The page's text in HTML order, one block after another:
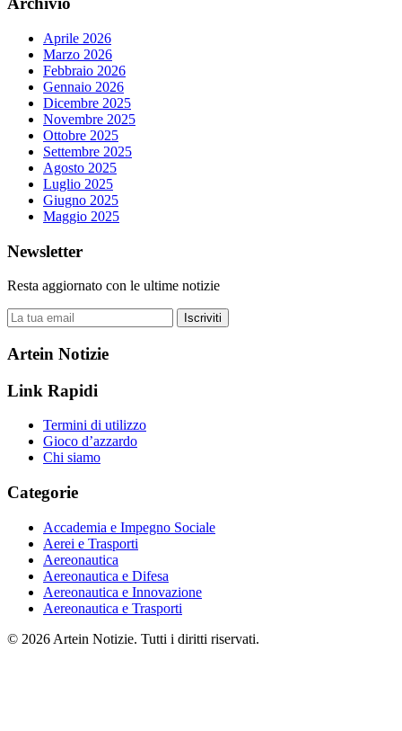
Aprile 2026
Marzo 2026
Febbraio 2026
Gennaio 2026
Dicembre 2025
Novembre 2025
Ottobre 2025
Settembre 2025
Agosto 2025
Luglio 2025
Giugno 2025
Maggio 2025
Newsletter
Resta aggiornato con le ultime notizie
Iscriviti
Artein Notizie
Link Rapidi
Termini di utilizzo
Gioco d’azzardo
Chi siamo
Categorie
Accademia e Impegno Sociale
Aerei e Trasporti
Aereonautica
Aereonautica e Difesa
Aereonautica e Innovazione
Aereonautica e Trasporti
© 2026 Artein Notizie. Tutti i diritti riservati.